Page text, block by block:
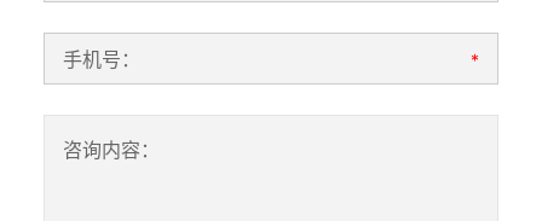
手机号： *
咨询内容：